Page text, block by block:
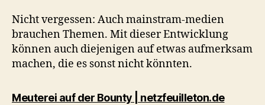
Nicht vergessen: Auch mainstram-medien
brauchen Themen. Mit dieser Entwicklung
können auch diejenigen auf etwas aufmerksam
machen, die es sonst nicht könnten.
Meuterei auf der Bounty | netzfeuilleton.desagt: